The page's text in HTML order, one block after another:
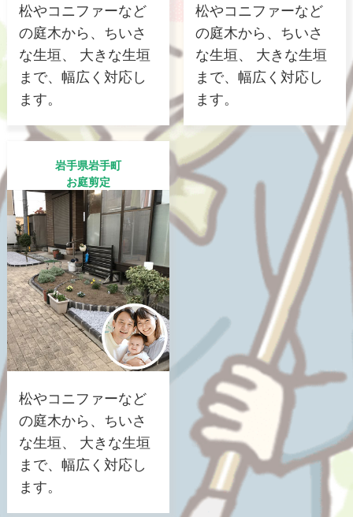
松やコニファーなど
の庭木から、ちいさ
な生垣、 大きな生垣
まで、幅広く対応し
ます。
松やコニファーなど
の庭木から、ちいさ
な生垣、 大きな生垣
まで、幅広く対応し
ます。
岩手県岩手町
お庭剪定
松やコニファーなど
の庭木から、ちいさ
な生垣、 大きな生垣
まで、幅広く対応し
ます。